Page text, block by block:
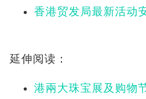
香港贸发局最新活动
延伸阅读：
港兩大珠宝展及购物